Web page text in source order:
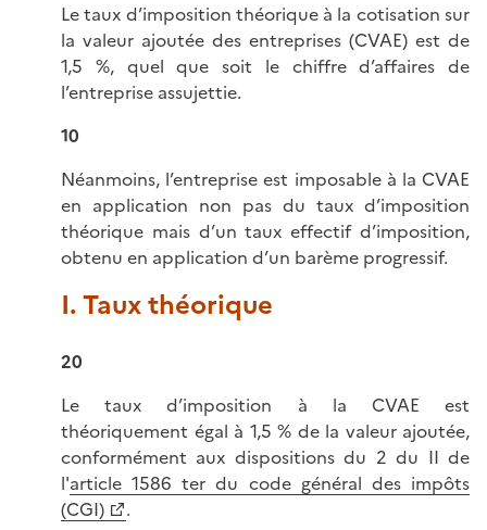
Le taux d’imposition théorique à la cotisation sur
la valeur ajoutée des entreprises (CVAE) est de
1,5 %, quel que soit le chiffre d’affaires de
l’entreprise assujettie.
10
Néanmoins, l’entreprise est imposable à la CVAE
en application non pas du taux d’imposition
théorique mais d’un taux effectif d’imposition,
obtenu en application d’un barème progressif.
I. Taux théorique
20
Le taux d’imposition à la CVAE est
théoriquement égal à 1,5 % de la valeur ajoutée,
conformément aux dispositions du 2 du II de
l'article 1586 ter du code général des impôts
(CGI)
.